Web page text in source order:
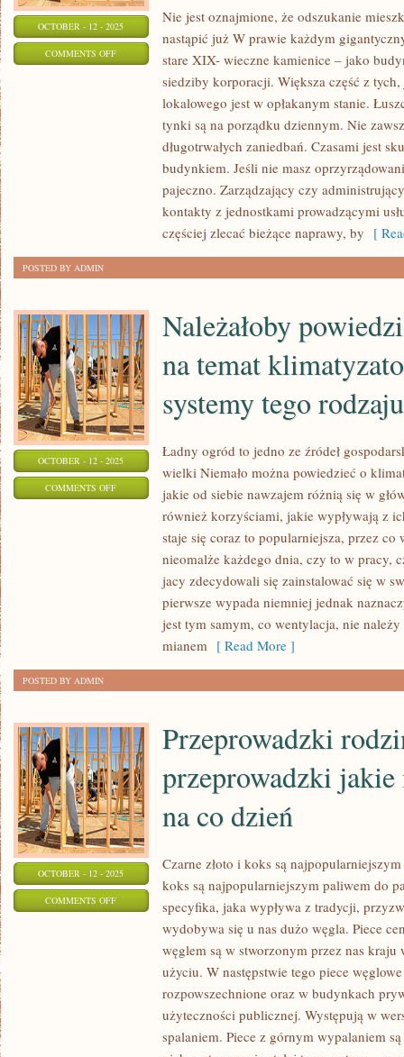
OCTOBER - 12 - 2025
COMMENTS OFFON
WŁAŚCIWIE
JEDNOSTKA
POTRZEBUJĄCA
ZAMIESZKANIA
Nie jest oznajmione, że odszukanie
nastąpić już W prawie każdym
stare XIX- wieczne kamienice – jako
siedziby korporacji. Większa część z
lokalowego jest w opłakanym stanie.
tynki są na porządku dziennym. Nie
długotrwałych zaniedbań. Czasami jest
budynkiem. Jeśli nie masz
pajeczno. Zarządzający czy
kontakty z jednostkami prowadzącymi
częściej zlecać bieżące naprawy, by [
POSTED BY ADMIN
OCTOBER - 12 - 2025
COMMENTS OFFON
NALEŻAŁOBY
POWIEDZIEĆ
KLIMATYZATORÓW,
JAKO
ŻE
TEGO
RODZAJU
Należałoby
na temat
systemy tego rodzaju
Ładny ogród to jedno ze źródeł
wielki Niemało można powiedzieć o
jakie od siebie nawzajem różnią się w
również korzyściami, jakie wypływają z
staje się coraz to popularniejsza, przez co
nieomalże każdego dnia, czy to w pracy,
jacy zdecydowali się zainstalować się w
pierwsze wypada niemniej jednak
jest tym samym, co wentylacja, nie
mianem [ Read More ]
POSTED BY ADMIN
OCTOBER - 12 - 2025
COMMENTS OFFON
PRZEPROWADZKI
PRZEPROWADZKI
Przeprowadzki
przeprowadzki jakie
na co dzień
Czarne złoto i koks są
koks są najpopularniejszym paliwem do
specyfika, jaka wypływa z tradycji,
wydobywa się u nas dużo węgla. Piece
węglem są w stworzonym przez nas
użyciu. W następstwie tego piece węglowe
rozpowszechnione oraz w budynkach
użyteczności publicznej. Występują w
spalaniem. Piece z górnym wypalaniem